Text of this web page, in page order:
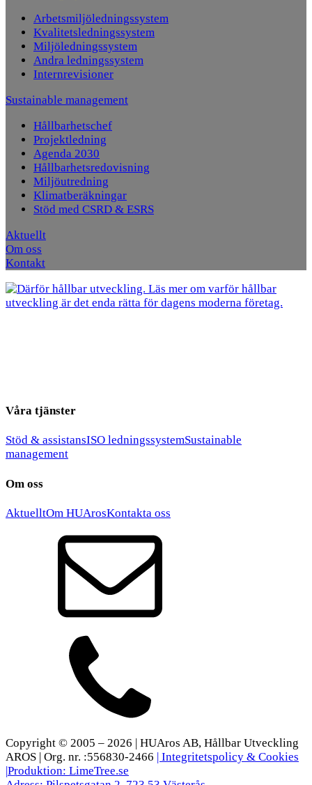
Arbetsmiljöledningssystem
Kvalitetsledningssystem
Miljöledningssystem
Andra ledningssystem
Internrevisioner
Sustainable management
Hållbarhetschef
Projektledning
Agenda 2030
Hållbarhetsredovisning
Miljöutredning
Klimatberäkningar
Stöd med CSRD & ESRS
Aktuellt
Om oss
Kontakt
Våra tjänster
Stöd & assistansISO ledningssystemSustainable
management
Om oss
AktuelltOm HUArosKontakta oss
Copyright © 2005 – 2026 | HUAros AB, Hållbar Utveckling
AROS | Org. nr. :556830-2466
| Integritetspolicy & Cookies
Produktion: LimeTree.se